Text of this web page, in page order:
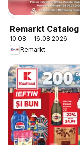
Remarkt Catalog
10.08. - 16.08.2026
Remarkt